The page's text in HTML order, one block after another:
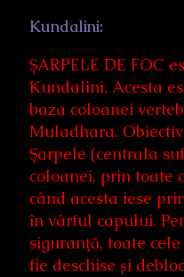
Kundalini:
ȘARPELE DE FOC
Kundalini. Acesta
baza coloanei
Muladhara.
Șarpele (centrala
coloanei, prin toate
când acesta iese
în vârful capului.
siguranță, toate
fie deschise și